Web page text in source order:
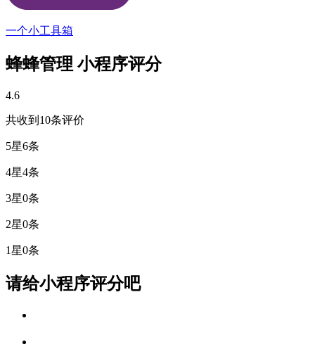
一个小工具箱
蜂蜂管理 小程序评分
4.6
共收到10条评价
5星6条
4星4条
3星0条
2星0条
1星0条
请给小程序评分吧